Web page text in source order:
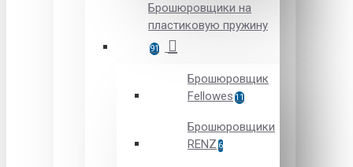
Брошюровщики на
пластиковую пружину
91
Брошюровщик
Fellowes 11
Брошюровщики
RENZ 6